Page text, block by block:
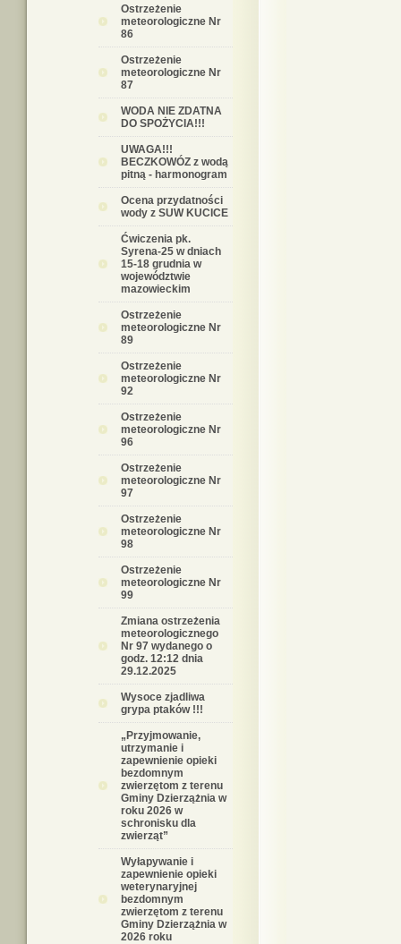
Ostrzeżenie
meteorologiczne Nr
86
Ostrzeżenie
meteorologiczne Nr
87
WODA NIE ZDATNA
DO SPOŻYCIA!!!
UWAGA!!!
BECZKOWÓZ z wodą
pitną - harmonogram
Ocena przydatności
wody z SUW KUCICE
Ćwiczenia pk.
Syrena-25 w dniach
15-18 grudnia w
województwie
mazowieckim
Ostrzeżenie
meteorologiczne Nr
89
Ostrzeżenie
meteorologiczne Nr
92
Ostrzeżenie
meteorologiczne Nr
96
Ostrzeżenie
meteorologiczne Nr
97
Ostrzeżenie
meteorologiczne Nr
98
Ostrzeżenie
meteorologiczne Nr
99
Zmiana ostrzeżenia
meteorologicznego
Nr 97 wydanego o
godz. 12:12 dnia
29.12.2025
Wysoce zjadliwa
grypa ptaków !!!
„Przyjmowanie,
utrzymanie i
zapewnienie opieki
bezdomnym
zwierzętom z terenu
Gminy Dzierzążnia w
roku 2026 w
schronisku dla
zwierząt”
Wyłapywanie i
zapewnienie opieki
weterynaryjnej
bezdomnym
zwierzętom z terenu
Gminy Dzierzążnia w
2026 roku